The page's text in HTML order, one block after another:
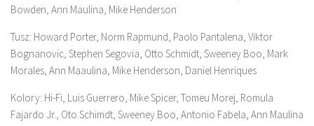
Bowden, Ann Maulina, Mike Henderson
Tusz: Howard Porter, Norm Rapmund, Paolo Pantalena, Viktor
Bognanovic, Stephen Segovia, Otto Schmidt, Sweeney Boo, Mark
Morales, Ann Maaulina, Mike Henderson, Daniel Henriques
Kolory: Hi-Fi, Luis Guerrero, Mike Spicer, Tomeu Morej, Romula
Fajardo Jr., Oto Schimdt, Sweeney Boo, Antonio Fabela, Ann Maulina